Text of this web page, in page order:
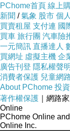
2022-
妻子
http://
PChome首頁 線上
新聞 /氣象 股市 個
買賣租屋 支付連 國
買車 旅行團 汽車險
一元簡訊 直播達人
買網址 虛擬主機 企
廣告刊登 隱私權聲明
消費者保護 兒童網
About PChome 投
著作權保護 ｜網路
Online
PChome Online
Online Inc.